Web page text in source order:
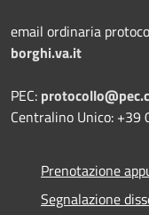
email ordinaria
borghi.va.it
PEC:
Centralino Unico: +39
Prenotazione
Segnalazione